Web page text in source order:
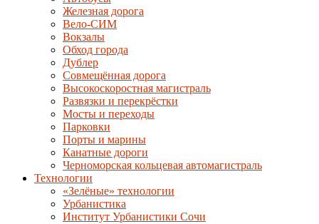
Железная дорога
Вело-СИМ
Вокзалы
Обход города
Дублер
Совмещённая дорога
Высокоскоростная магистраль
Развязки и перекрёстки
Мосты и переходы
Парковки
Порты и марины
Канатные дороги
Черноморская кольцевая автомагистраль
Технологии
«Зелёные» технологии
Урбанистика
Институт Урбанистики Сочи